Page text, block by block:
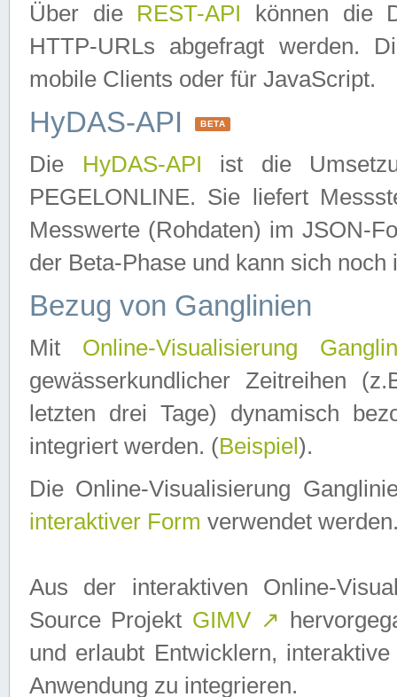
Über die REST-API können die
HTTP-URLs abgefragt werden.
mobile Clients oder für JavaScript.
HyDAS-API BETA
Die HyDAS-API ist die
PEGELONLINE. Sie liefert
Messwerte (Rohdaten) im JSON-
der Beta-Phase und kann sich noch
Bezug von Ganglinien
Mit Online-Visualisierung
gewässerkundlicher Zeitreihen
letzten drei Tage) dynamisch
integriert werden. (Beispiel ).
Die Online-Visualisierung
interaktiver Form verwendet
Aus der interaktiven Online-
Source Projekt GIMV ↗
und erlaubt Entwicklern,
Anwendung zu integrieren.